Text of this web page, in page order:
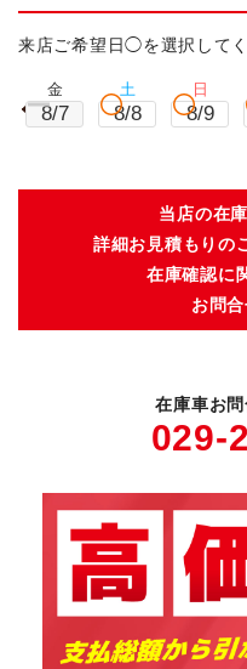
来店ご希望日◯を選択してく
金
8/7
土
8/8
日
8/9
当店の在
詳細お見積もりの
在庫確認に
お問合
在庫車お
029-